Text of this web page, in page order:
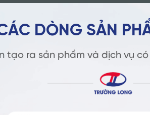
DÒNG SẢN
tạo ra sản phẩm và dịch vụ